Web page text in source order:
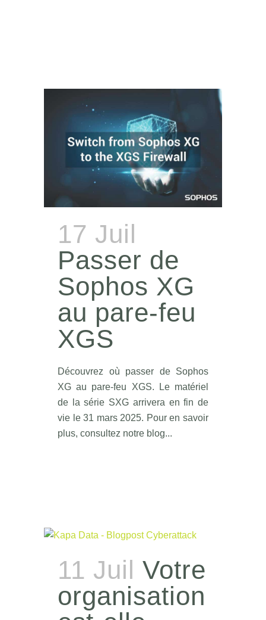
17 Juil
Passer de
Sophos XG
au pare-feu
XGS
Découvrez où passer de Sophos
XG au pare-feu XGS. Le matériel
de la série SXG arrivera en fin de
vie le 31 mars 2025. Pour en savoir
plus, consultez notre blog...
11 Juil Votre
organisation